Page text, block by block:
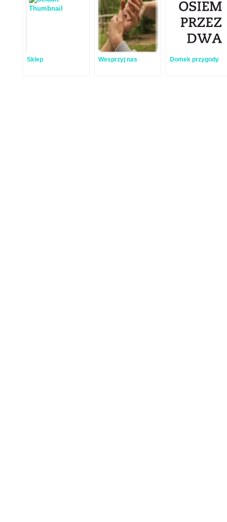
Sklep Wesprzyj nas Domek przygody